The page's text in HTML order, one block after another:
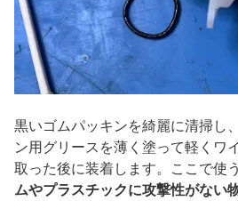
黒いゴムパッキンを綺麗に清掃し
ン用グリースを薄く塗って軽くワ
取った後に装着します。ここで使う
ムやプラスチックに攻撃性がない